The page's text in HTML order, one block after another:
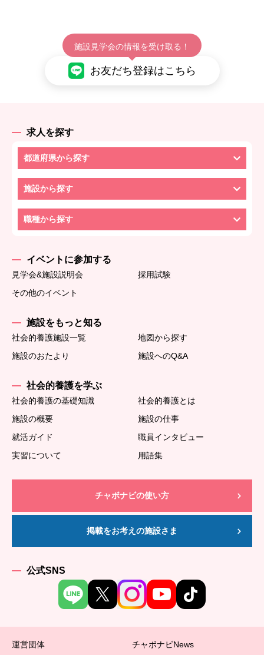
施設見学会の情報を受け取る！
お友だち登録はこちら
求人を探す
都道府県から探す
施設から探す
職種から探す
イベントに参加する
見学会&施設説明会
採用試験
その他のイベント
施設をもっと知る
社会的養護施設一覧
地図から探す
施設のおたより
施設へのQ&A
社会的養護を学ぶ
社会的養護の基礎知識
社会的養護とは
施設の概要
施設の仕事
就活ガイド
職員インタビュー
実習について
用語集
チャボナビの使い方
掲載をお考えの施設さま
公式SNS
運営団体 チャボナビNews